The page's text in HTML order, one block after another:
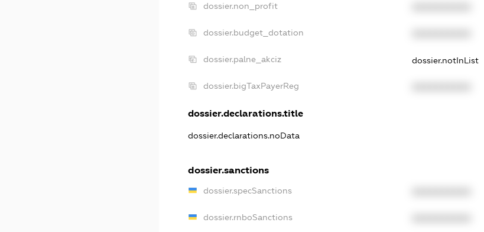
dossier.non_profit
dossier.budget_dotation
dossier.palne_akciz dossier.notInList
dossier.bigTaxPayerReg
dossier.declarations.title
dossier.declarations.noData
dossier.sanctions
dossier.specSanctions
dossier.rnboSanctions